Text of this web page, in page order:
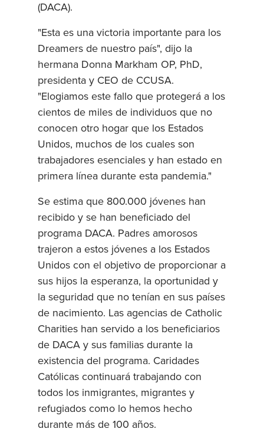
(DACA).
"Esta es una victoria importante para los
Dreamers de nuestro país", dijo la
hermana Donna Markham OP, PhD,
presidenta y CEO de CCUSA.
"Elogiamos este fallo que protegerá a los
cientos de miles de individuos que no
conocen otro hogar que los Estados
Unidos, muchos de los cuales son
trabajadores esenciales y han estado en
primera línea durante esta pandemia."
Se estima que 800.000 jóvenes han
recibido y se han beneficiado del
programa DACA. Padres amorosos
trajeron a estos jóvenes a los Estados
Unidos con el objetivo de proporcionar a
sus hijos la esperanza, la oportunidad y
la seguridad que no tenían en sus países
de nacimiento. Las agencias de Catholic
Charities han servido a los beneficiarios
de DACA y sus familias durante la
existencia del programa. Caridades
Católicas continuará trabajando con
todos los inmigrantes, migrantes y
refugiados como lo hemos hecho
durante más de 100 años.